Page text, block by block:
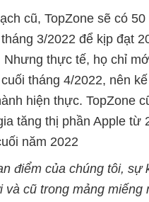
cũ, TopZone sẽ có
3/2022 để kịp đạt
Nhưng thực tế, họ chỉ
tháng 4/2022, nên
hiện thực. TopZone
tăng thị phần Apple từ
năm 2022
điểm của chúng tôi, sự
và cũ trong mảng miếng